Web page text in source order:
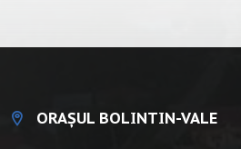
ORAȘUL BOLINTIN-VALE